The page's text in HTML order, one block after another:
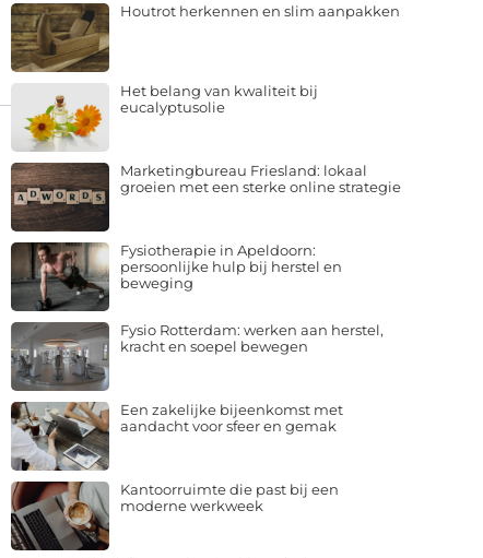
Houtrot herkennen en slim aanpakken
Het belang van kwaliteit bij
eucalyptusolie
Marketingbureau Friesland: lokaal
groeien met een sterke online strategie
Fysiotherapie in Apeldoorn:
persoonlijke hulp bij herstel en
beweging
Fysio Rotterdam: werken aan herstel,
kracht en soepel bewegen
Een zakelijke bijeenkomst met
aandacht voor sfeer en gemak
Kantoorruimte die past bij een
moderne werkweek